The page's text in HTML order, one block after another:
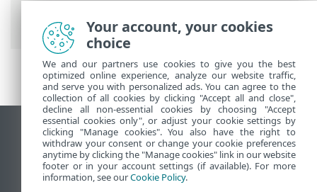
> Карантин
Использовать сайт для ПК
End of Life
База знаний ESET
Your account, your cookies
choice
We and our partners use cookies to give you the best
optimized online experience, analyze our website traffic,
and serve you with personalized ads. You can agree to the
collection of all cookies by clicking "Accept all and close",
decline all non-essential cookies by choosing "Accept
essential cookies only", or adjust your cookie settings by
clicking "Manage cookies". You also have the right to
withdraw your consent or change your cookie preferences
anytime by clicking the "Manage cookies" link in our website
footer or in your account settings (if available). For more
information, see ourCookie Policy.